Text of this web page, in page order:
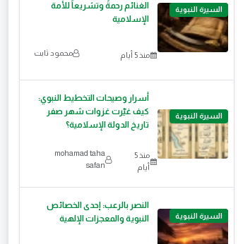
السيرة النبوية
الغنائم رحمةً وتشريعاً للأمة
الإسلامية
منذ 5 أيام محمود ثابت
السيرة النبوية
أسرار وصيحات التخطيط النبوي:
كيف غيّرت غزوات شهر صفر
تاريخ الدولة الإسلامية؟
منذ 5
أيام
mohamad taha
safan
السيرة النبوية
النصر بالرعب: إحدى الخصائص
النبوية والمعجزات الإلهية